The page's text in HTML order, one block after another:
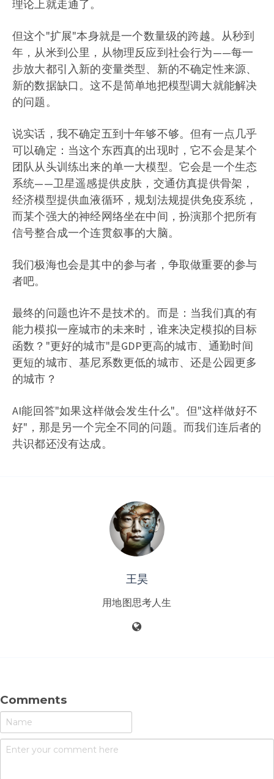
理论上就走通了。
但这个"扩展"本身就是一个数量级的跨越。从秒到
年，从米到公里，从物理反应到社会行为——每一
步放大都引入新的变量类型、新的不确定性来源、
新的数据缺口。这不是简单地把模型调大就能解决
的问题。
说实话，我不确定五到十年够不够。但有一点几乎
可以确定：当这个东西真的出现时，它不会是某个
团队从头训练出来的单一大模型。它会是一个生态
系统——卫星遥感提供皮肤，交通仿真提供骨架，
经济模型提供血液循环，规划法规提供免疫系统，
而某个强大的神经网络坐在中间，扮演那个把所有
信号整合成一个连贯叙事的大脑。
我们极海也会是其中的参与者，争取做重要的参与
者吧。
最终的问题也许不是技术的。而是：当我们真的有
能力模拟一座城市的未来时，谁来决定模拟的目标
函数？"更好的城市"是GDP更高的城市、通勤时间
更短的城市、基尼系数更低的城市、还是公园更多
的城市？
AI能回答"如果这样做会发生什么"。但"这样做好不
好"，那是另一个完全不同的问题。而我们连后者的
共识都还没有达成。
王昊
用地图思考人生
Comments